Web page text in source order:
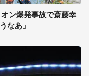
ン爆発事故で斎藤幸
なあ」